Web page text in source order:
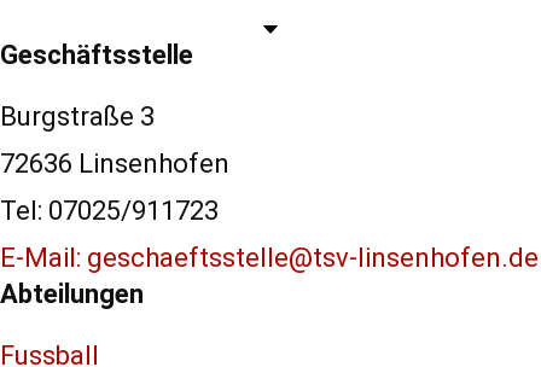
Geschäftsstelle
Burgstraße 3
72636 Linsenhofen
Tel: 07025/911723
E-Mail: geschaeftsstelle@tsv-linsenhofen.de
Abteilungen
Fussball